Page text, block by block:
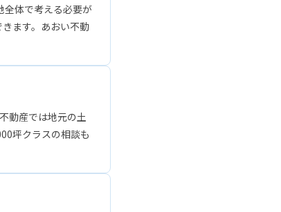
全体で考える必要が
ます。あおい不動
動産では地元の土
坪クラスの相談も